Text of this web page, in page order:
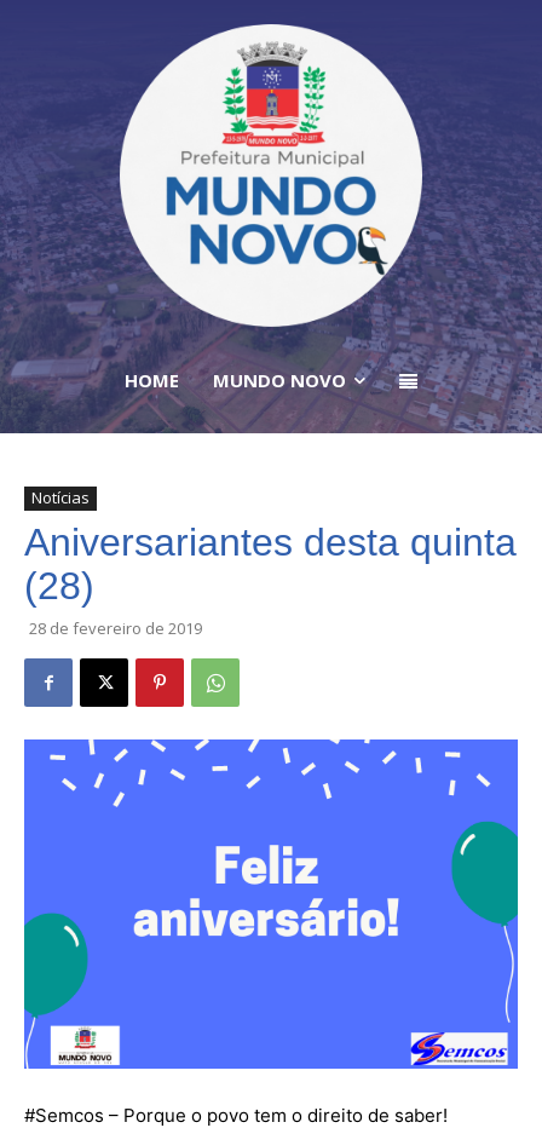
HOME MUNDO NOVO
Notícias
Aniversariantes desta quinta
(28)
28 de fevereiro de 2019
#Semcos – Porque o povo tem o direito de saber!